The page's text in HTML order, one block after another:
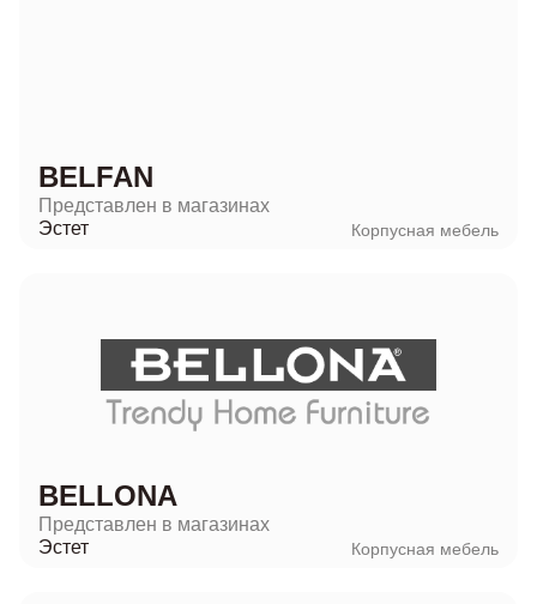
BELFAN
Представлен в магазинах
Эстет
Корпусная мебель
BELLONA
Представлен в магазинах
Эстет
Корпусная мебель